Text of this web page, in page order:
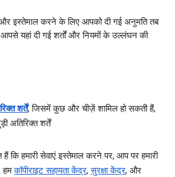
इस्तेमाल करने के लिए आपको दी गई अनुमति तब
यहां दी गई शर्तों और नियमों के उल्लंघन की
शर्तें, जिसमें कुछ और चीज़ें शामिल हो सकती हैं,
अतिरिक्त शर्तें
कि हमारी सेवाएं इस्तेमाल करने पर, आप पर हमारी
हमकॉपीराइट सहायता केंद्र,सुरक्षा केंद्र, और